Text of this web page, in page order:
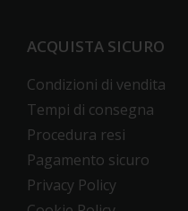
ACQUISTA SICURO
Condizioni di vendita
Tempi di consegna
Procedura resi
Pagamento sicuro
Privacy Policy